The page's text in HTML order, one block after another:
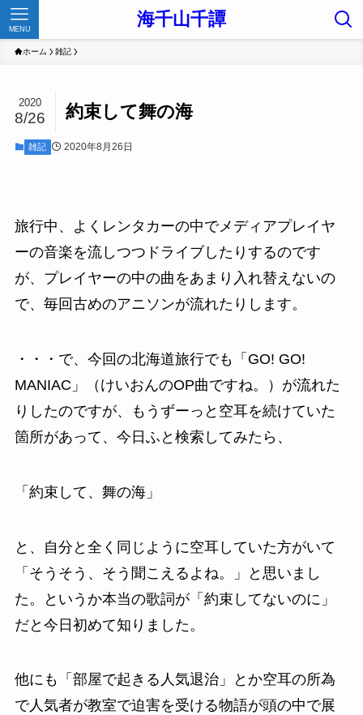
海千山千譚
MENU
ホーム 雑記
約束して舞の海
2020
8/26
雑記 2020年8月26日
旅行中、よくレンタカーの中でメディアプレイヤ
ーの音楽を流しつつドライブしたりするのです
が、プレイヤーの中の曲をあまり入れ替えないの
で、毎回古めのアニソンが流れたりします。
・・・で、今回の北海道旅行でも「 GO! GO!
MANIAC 」（けいおんのOP曲ですね。）が流れた
りしたのですが、もう ずーっと空耳を続けていた
箇所があって、今日ふと検索してみたら、
「約束して、舞の海」
と、自分と全く同じように空耳していた方がいて
「そうそう、そう聞こえるよね。」と思いまし
た。というか本当の歌詞が「 約束してないのに 」
だと今日初めて知りました。
他にも「 部屋で起きる人気退治」とか空耳の所為
で人気者が教室で迫害を受ける物語が頭の中で展